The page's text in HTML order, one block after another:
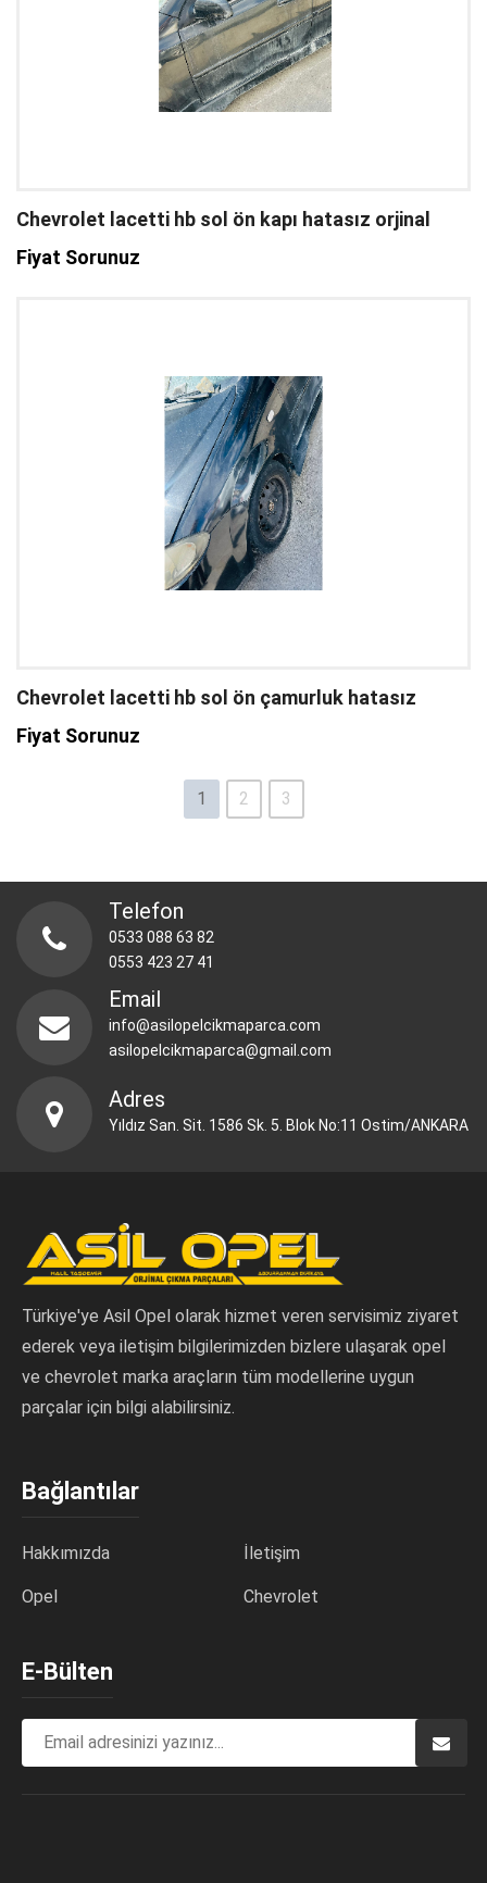
Chevrolet lacetti hb sol ön kapı hatasız orjinal
Fiyat Sorunuz
Chevrolet lacetti hb sol ön çamurluk hatasız
Fiyat Sorunuz
1 2 3
Telefon
0533 088 63 82
0553 423 27 41
Email
info@asilopelcikmaparca.com
asilopelcikmaparca@gmail.com
Adres
Yıldız San. Sit. 1586 Sk. 5. Blok No:11 Ostim/ANKARA
Türkiye'ye Asil Opel olarak hizmet veren servisimiz ziyaret
ederek veya iletişim bilgilerimizden bizlere ulaşarak opel
ve chevrolet marka araçların tüm modellerine uygun
parçalar için bilgi alabilirsiniz.
Bağlantılar
Hakkımızda İletişim
Opel Chevrolet
E-Bülten